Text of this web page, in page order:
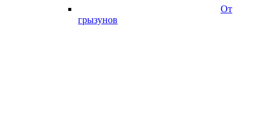
От
грызунов